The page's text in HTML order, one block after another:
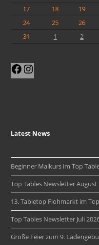
17
18 19
24
25 26
31
1 2
Facebook
Latest News
Beginner Malkurs im Top
Top Tables Newsletter August
13. Tabletop Flohmarkt im
Top Tables Newsletter Juli
Große Feier zum 9.